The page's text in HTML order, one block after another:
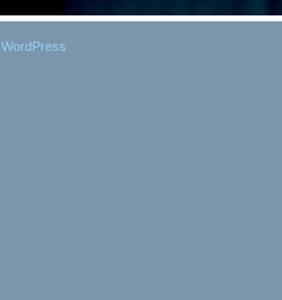
WordPress